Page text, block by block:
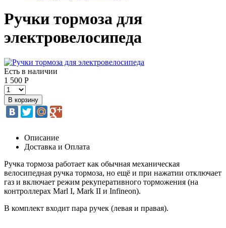
Ручки тормоза для
электровелосипеда
Есть в наличии
1 500 Р
Описание
Доставка и Оплата
Ручка тормоза работает как обычная механическая
велосипедная ручка тормоза, но ещё и при нажатии отключает
газ и включает режим рекуперативного торможения (на
контроллерах Marl I, Mark II и Infineon).
В комплект входит пара ручек (левая и правая).